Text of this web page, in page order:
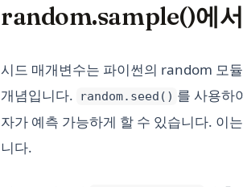
random.sample()에
시드 매개변수는 파이썬의 random 모
개념입니다.
random.seed() 를 사용하
자가 예측 가능하게 할 수 있습니다. 이
니다.